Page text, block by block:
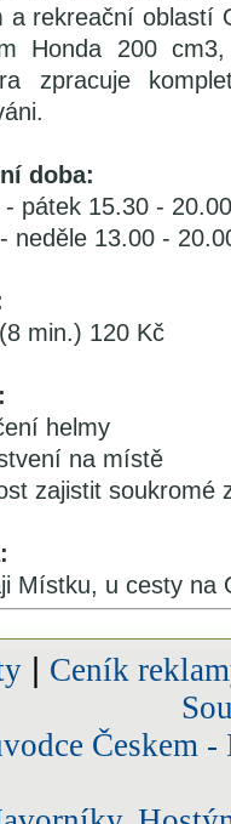
a rekreační oblastí
Honda 200
zpracuje
doba:
- pátek 15.30 - 20.00
neděle 13.00 -
min.) 120 Kč
helmy
na místě
zajistit soukromé
Místku, u cesty na
| Ceník
Českem